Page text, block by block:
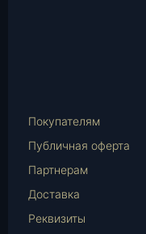
Mail
Покупателям
Публичная оферта
Партнерам
Доставка
Реквизиты